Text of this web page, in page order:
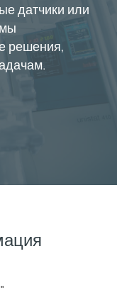
датчики или
решения,